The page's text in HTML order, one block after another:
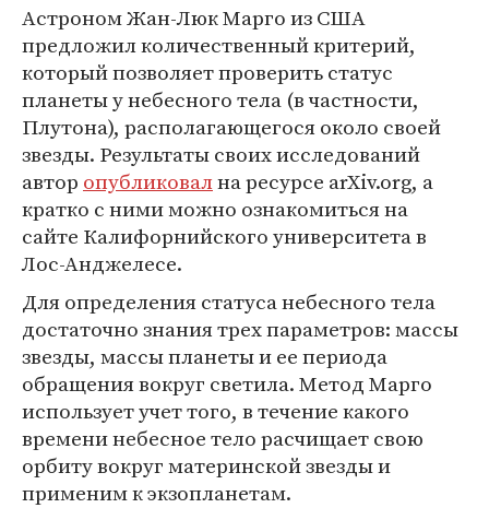
Астроном Жан-Люк Марго из США
предложил количественный критерий,
который позволяет проверить статус
планеты у небесного тела (в частности,
Плутона), располагающегося около своей
звезды. Результаты своих исследований
автор опубликовална ресурсе arXiv.org, а
кратко с ними можно ознакомиться на
сайте Калифорнийского университета в
Лос-Анджелесе.
Для определения статуса небесного тела
достаточно знания трех параметров: массы
звезды, массы планеты и ее периода
обращения вокруг светила. Метод Марго
использует учет того, в течение какого
времени небесное тело расчищает свою
орбиту вокруг материнской звезды и
применим к экзопланетам.